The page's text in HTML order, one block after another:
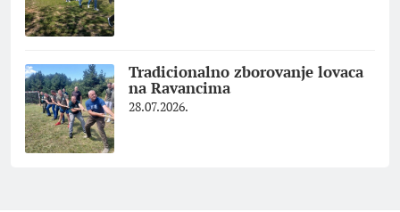
Tradicionalno zborovanje lovaca
na Ravancima
28.07.2026.